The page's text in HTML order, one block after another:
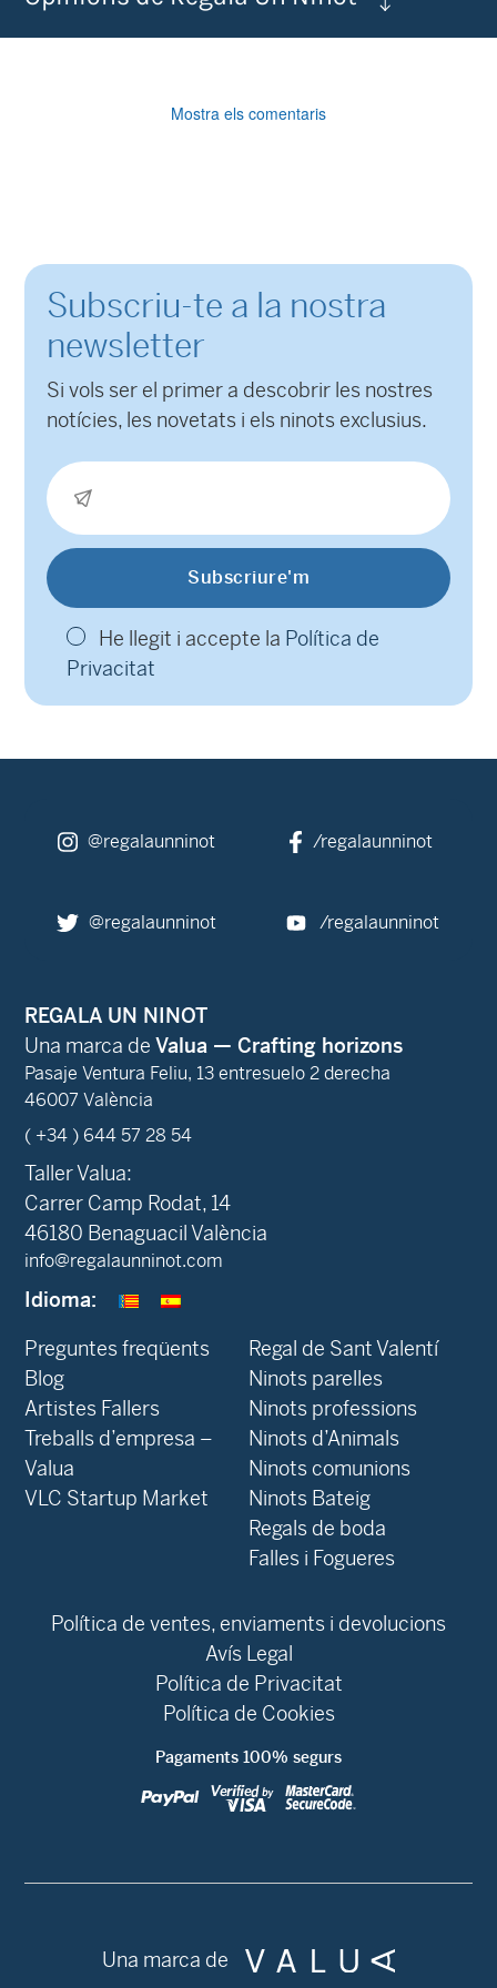
Mostra els comentaris
Subscriu-te a la nostra
newsletter
Si vols ser el primer a descobrir les nostres
notícies, les novetats i els ninots exclusius.
He llegit i accepte la Política de
Privacitat
@regalaunninot /regalaunninot
@regalaunninot /regalaunninot
REGALA UN NINOT
Una marca de Valua — Crafting horizons
Pasaje Ventura Feliu, 13 entresuelo 2 derecha
46007 València
( +34 ) 644 57 28 54
Taller Valua:
Carrer Camp Rodat, 14
46180 Benaguacil València
info@regalaunninot.com
Idioma:
Preguntes freqüents
Blog
‍Artistes Fallers
Treballs d’empresa –
Valua
VLC Startup Market
Regal de Sant Valentí
Ninots parelles
Ninots professions
Ninots d’Animals
Ninots comunions
Ninots Bateig
Regals de boda
Falles i Fogueres
Política de ventes, enviaments i devolucions
Avís Legal
Política de Privacitat
Política de Cookies
Pagaments 100% segurs
Una marca de